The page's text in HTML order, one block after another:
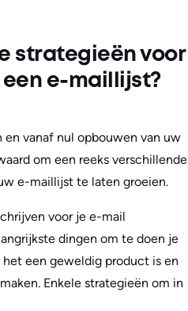
strategieën voor
een e-maillijst?
vanaf nul opbouwen van uw
om een reeks verschillende
e-maillijst te laten groeien.
voor je e-mail
dingen om te doen je
een geweldig product is en
Enkele strategieën om in